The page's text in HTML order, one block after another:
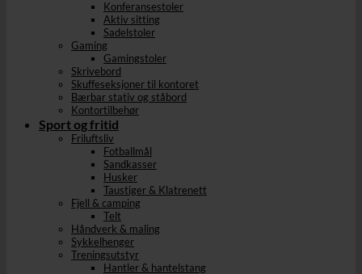
Konferansestoler
Aktiv sitting
Sadelstoler
Gaming
Gamingstoler
Skrivebord
Skuffeseksjoner til kontoret
Bærbar stativ og ståbord
Kontortilbehør
Sport og fritid
Friluftsliv
Fotballmål
Sandkasser
Husker
Taustiger & Klatrenett
Fjell & camping
Telt
Håndverk & maling
Sykkelhenger
Treningsutstyr
Hantler & hantelstang